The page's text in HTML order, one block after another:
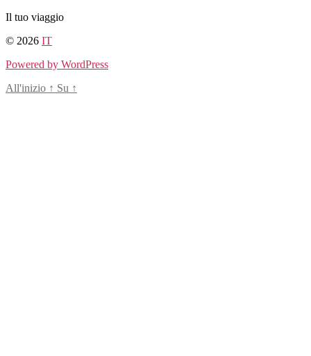
Salta
contenuto
Il tuo viaggio
© 2026 IT
Powered by WordPress
All'inizio ↑ Su ↑